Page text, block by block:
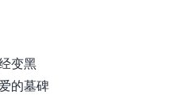
变黑
的墓碑